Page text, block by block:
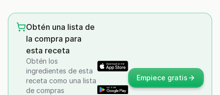
Obtén una lista de
la compra para
esta receta
Obtén los
ingredientes de esta
receta como una lista
de compras
Empiece gratis